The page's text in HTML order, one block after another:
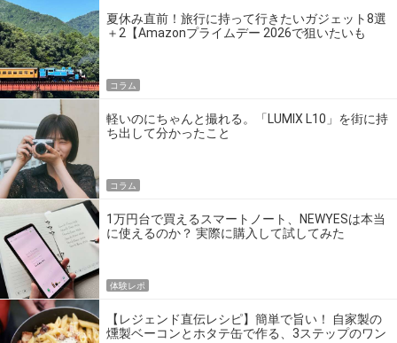
夏休み直前！旅行に持って行きたいガジェット8選
＋2【Amazonプライムデー 2026で狙いたいも
コラム
軽いのにちゃんと撮れる。「LUMIX L10」を街に持
ち出して分かったこと
コラム
1万円台で買えるスマートノート、NEWYESは本当
に使えるのか？ 実際に購入して試してみた
体験レポ
【レジェンド直伝レシピ】簡単で旨い！ 自家製の
燻製ベーコンとホタテ缶で作る、3ステップのワン